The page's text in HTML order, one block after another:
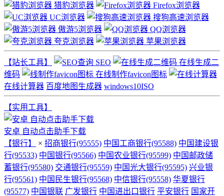
猎豹浏览器
Firefox浏览器
UC浏览器
搜狗高速浏览器
傲游5浏览器
QQ浏览器
夸克浏览器
苹果浏览器
【站长工具】 SEO
在线生成二
维码
在线制作favicon图标
在线计算器 百度地图生成器 windows10ISO
【实用工具】
安卓 自动点击助手下载
【银行】
× 招商银行(95555) 中国工商银行(95588) 中国建设银
行(95533) 中国银行(95566) 中国农业银行(95599) 中国邮政储
蓄银行(95580) 交通银行(95559) 中国光大银行(95595) 兴业银
行(95561) 中国民生银行(95568) 中信银行(95558) 华夏银行
(95577) 中国银联 广发银行 中国进出口银行 平安银行 国家开